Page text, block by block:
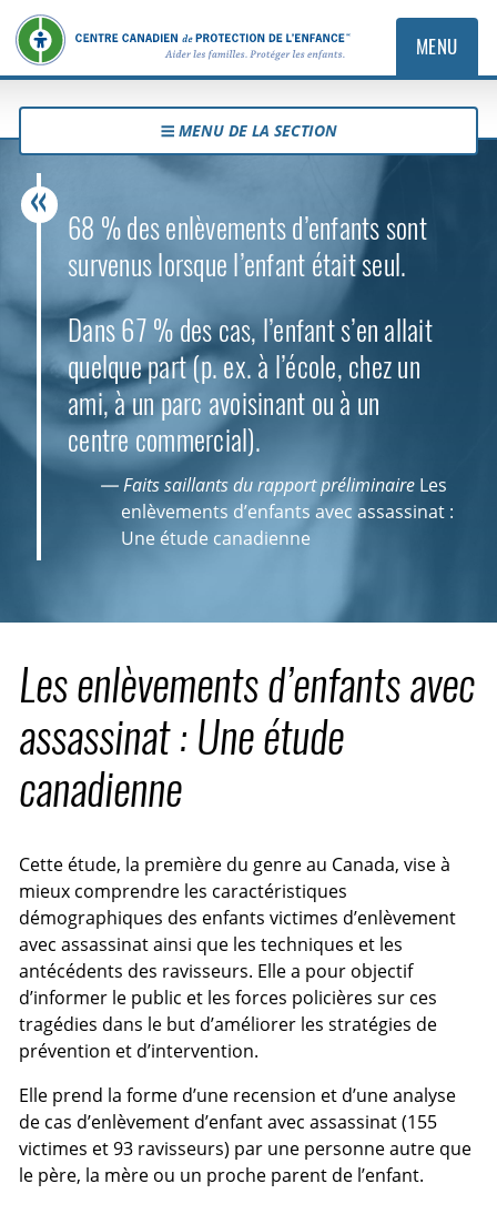
MENU
MENU DE LA SECTION
68 % des enlèvements d’enfants sont
survenus lorsque l’enfant était seul.
Dans 67 % des cas, l’enfant s’en allait
quelque part (p. ex. à l’école, chez un
ami, à un parc avoisinant ou à un
centre commercial).
— Faits saillants du rapport préliminaire Les
enlèvements d’enfants avec assassinat :
Une étude canadienne
Les enlèvements d’enfants avec
assassinat : Une étude
canadienne
Cette étude, la première du genre au Canada, vise à
mieux comprendre les caractéristiques
démographiques des enfants victimes d’enlèvement
avec assassinat ainsi que les techniques et les
antécédents des ravisseurs. Elle a pour objectif
d’informer le public et les forces policières sur ces
tragédies dans le but d’améliorer les stratégies de
prévention et d’intervention.
Elle prend la forme d’une recension et d’une analyse
de cas d’enlèvement d’enfant avec assassinat (155
victimes et 93 ravisseurs) par une personne autre que
le père, la mère ou un proche parent de l’enfant.